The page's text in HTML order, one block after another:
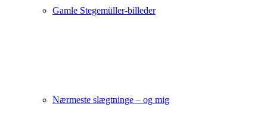
Gamle Stegemüller-billeder
Nærmeste slægtninge – og mig